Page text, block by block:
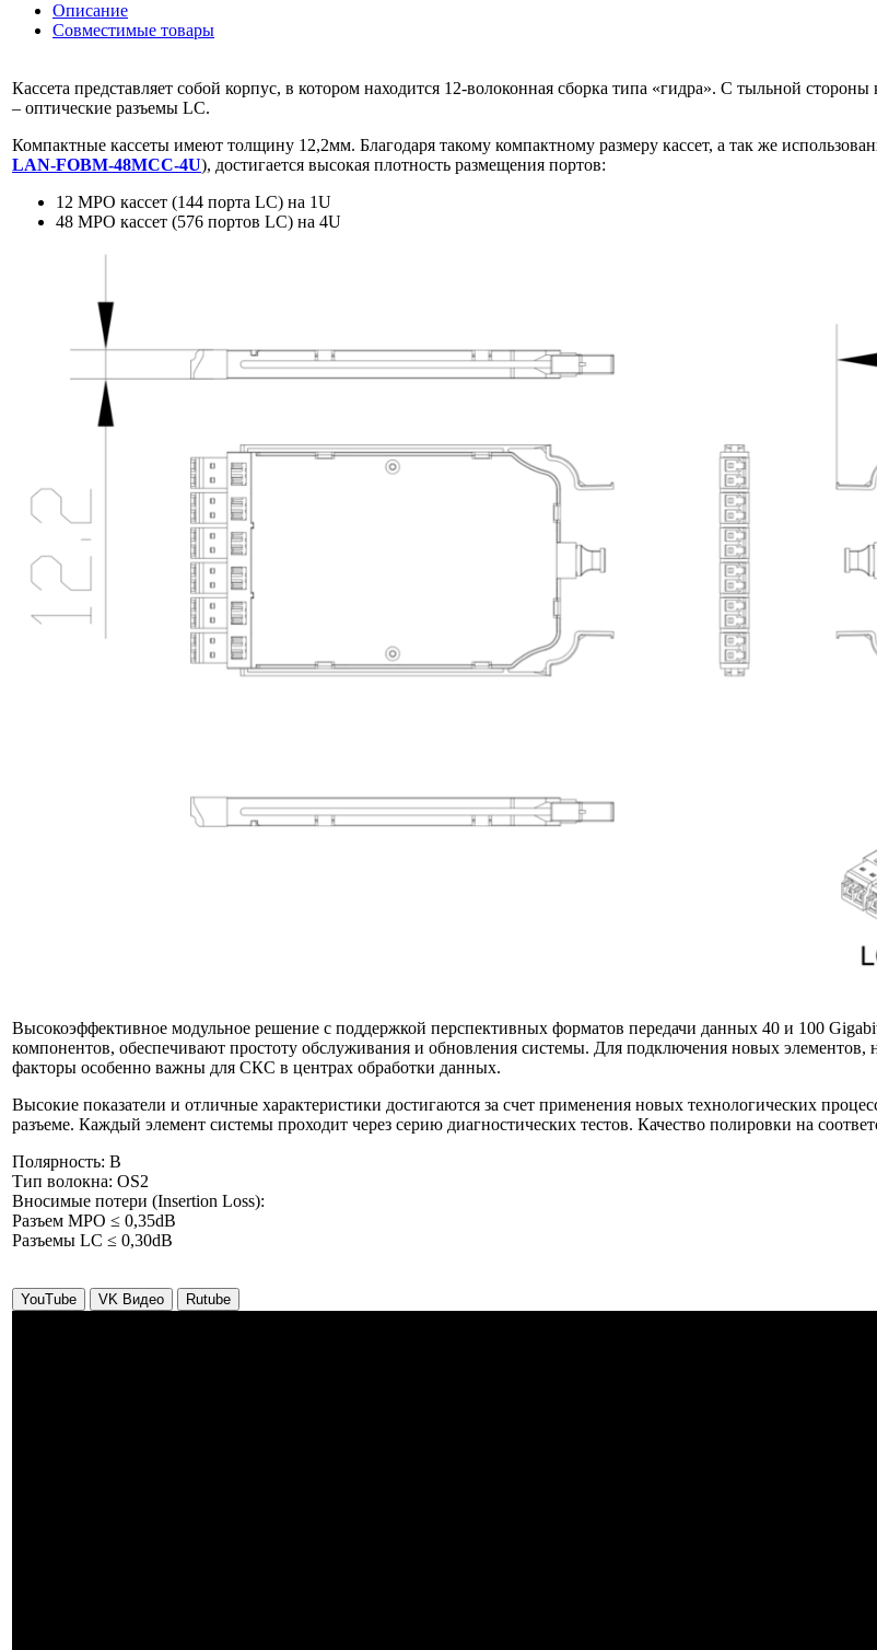
Описание
Совместимые товары
Кассета представляет собой корпус, в котором находится 12-волоконная сборка типа «гидра». С тыльной
– оптические разъемы LC.
Компактные кассеты имеют толщину 12,2мм. Благодаря такому компактному размеру кассет, а так же
LAN-FOBM-48MCC-4U), достигается высокая плотность размещения портов:
12 MPO кассет (144 порта LC) на 1U
48 MPO кассет (576 портов LC) на 4U
Высокоэффективное модульное решение с поддержкой перспективных форматов передачи данных 40 и 100
компонентов, обеспечивают простоту обслуживания и обновления системы. Для подключения новых элементов,
факторы особенно важны для СКС в центрах обработки данных.
Высокие показатели и отличные характеристики достигаются за счет применения новых технологических
разъеме. Каждый элемент системы проходит через серию диагностических тестов. Качество полировки на
Полярность: В
Тип волокна: ОS2
Вносимые потери (Insertion Loss):
Разъем MPO ≤ 0,35dB
Разъемы LC ≤ 0,30dB
YouTube VK Видео Rutube